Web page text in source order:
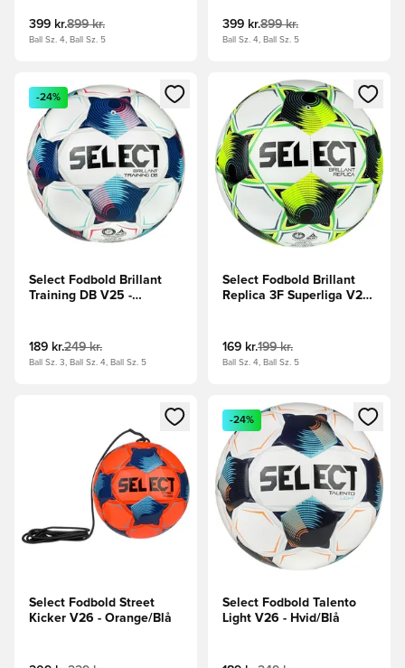
399 kr.899 kr.
Ball Sz. 4, Ball Sz. 5
399 kr.899 kr.
Ball Sz. 4, Ball Sz. 5
Åbner en Modal til at logge ind eller tilmelde dig som
-24%
Select Fodbold Brillant
Training DB V25 -
189 kr.249 kr.
Ball Sz. 3, Ball Sz. 4, Ball Sz. 5
Åbner en Modal til at logge
Select Fodbold Brillant
Replica 3F Superliga V26
169 kr.199 kr.
Ball Sz. 4, Ball Sz. 5
Åbner en Modal til at logge ind eller tilmelde dig som
Select Fodbold Street
Kicker V26 - Orange/Blå
Åbner en Modal til at logge
-24%
Select Fodbold Talento
Light V26 - Hvid/Blå